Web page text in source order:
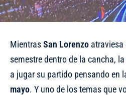
MientrasSan Lorenzo atraviesa
semestre dentro de la cancha,
a jugar su partido pensando en
mayo. Y uno de los temas que